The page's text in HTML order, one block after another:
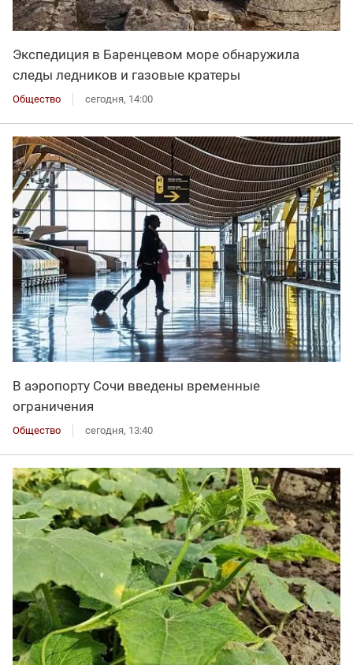
Экспедиция в Баренцевом море обнаружила
следы ледников и газовые кратеры
Общество сегодня, 14:00
В аэропорту Сочи введены временные
ограничения
Общество сегодня, 13:40